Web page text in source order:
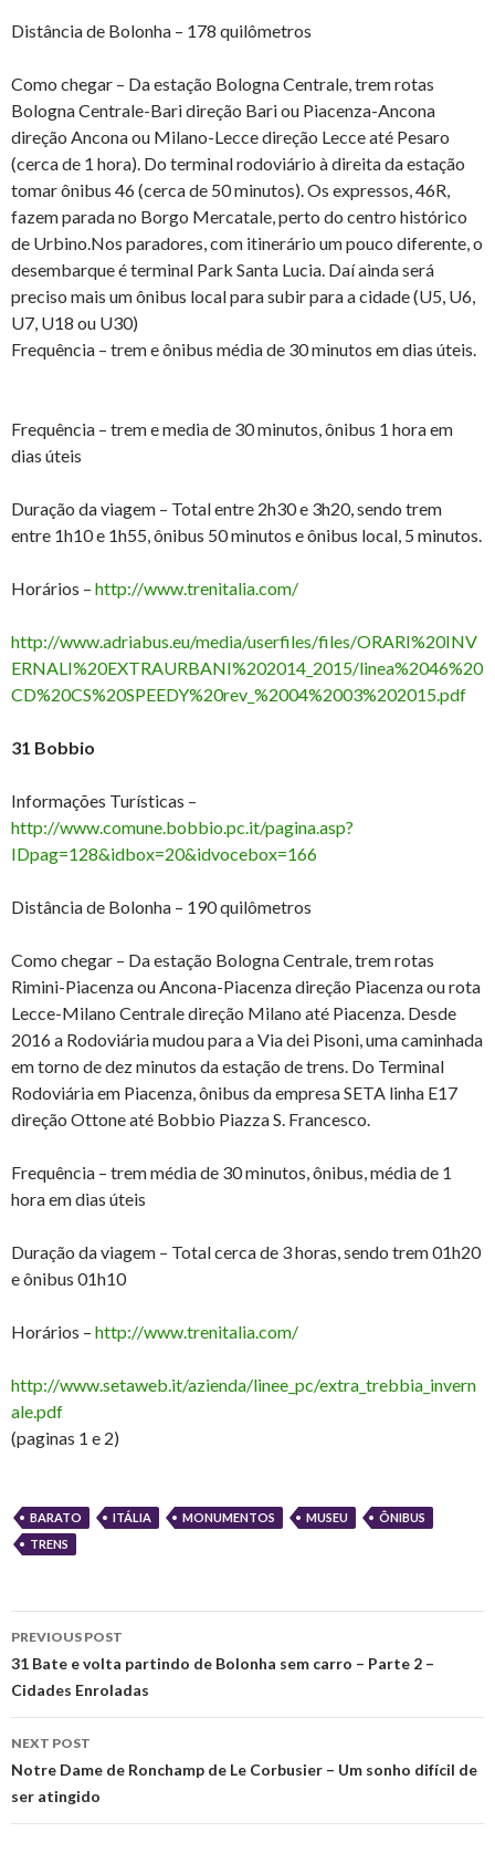
Distância de Bolonha – 178 quilômetros
Como chegar – Da estação Bologna Centrale, trem rotas
Bologna Centrale-Bari direção Bari ou Piacenza-Ancona
direção Ancona ou Milano-Lecce direção Lecce até Pesaro
(cerca de 1 hora). Do terminal rodoviário à direita da estação
tomar ônibus 46 (cerca de 50 minutos). Os expressos, 46R,
fazem parada no Borgo Mercatale, perto do centro histórico
de Urbino.Nos paradores, com itinerário um pouco diferente, o
desembarque é terminal Park Santa Lucia. Daí ainda será
preciso mais um ônibus local para subir para a cidade (U5, U6,
U7, U18 ou U30)
Frequência – trem e ônibus média de 30 minutos em dias úteis.
Frequência – trem e media de 30 minutos, ônibus 1 hora em
dias úteis
Duração da viagem – Total entre 2h30 e 3h20, sendo trem
entre 1h10 e 1h55, ônibus 50 minutos e ônibus local, 5 minutos.
Horários – http://www.trenitalia.com/
http://www.adriabus.eu/media/userfiles/files/ORARI%20INV
ERNALI%20EXTRAURBANI%202014_2015/linea%2046%20
CD%20CS%20SPEEDY%20rev_%2004%2003%202015.pdf
31 Bobbio
Informações Turísticas –
http://www.comune.bobbio.pc.it/pagina.asp?
IDpag=128&idbox=20&idvocebox=166
Distância de Bolonha – 190 quilômetros
Como chegar – Da estação Bologna Centrale, trem rotas
Rimini-Piacenza ou Ancona-Piacenza direção Piacenza ou rota
Lecce-Milano Centrale direção Milano até Piacenza. Desde
2016 a Rodoviária mudou para a Via dei Pisoni, uma caminhada
em torno de dez minutos da estação de trens. Do Terminal
Rodoviária em Piacenza, ônibus da empresa SETA linha E17
direção Ottone até Bobbio Piazza S. Francesco.
Frequência – trem média de 30 minutos, ônibus, média de 1
hora em dias úteis
Duração da viagem – Total cerca de 3 horas, sendo trem 01h20
e ônibus 01h10
Horários – http://www.trenitalia.com/
http://www.setaweb.it/azienda/linee_pc/extra_trebbia_invern
ale.pdf
(paginas 1 e 2)
BARATO ITÁLIA MONUMENTOS MUSEU
ÔNIBUS
TRENS
Post
navigation
PREVIOUS POST
31 Bate e volta partindo de Bolonha sem carro – Parte 2 –
Cidades Enroladas
NEXT POST
Notre Dame de Ronchamp de Le Corbusier – Um sonho difícil de
ser atingido